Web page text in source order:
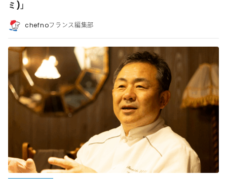
ミ)」
chefnoフランス編集部